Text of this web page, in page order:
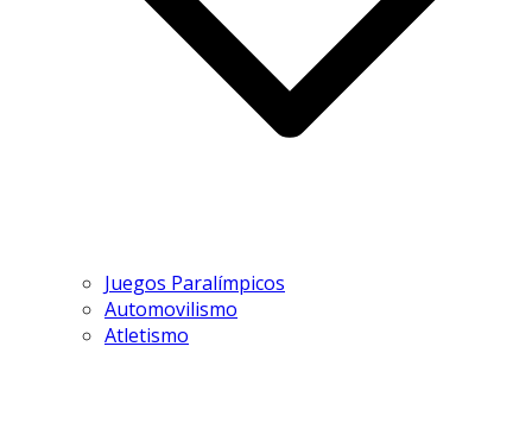
Juegos Paralímpicos
Automovilismo
Atletismo